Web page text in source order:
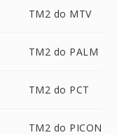
TM2 do MTV
TM2 do PALM
TM2 do PCT
TM2 do PICON